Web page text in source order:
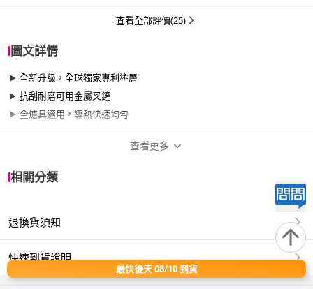
查看全部評價(25)
圖文詳情
全新升級，全球獨家專利塗層
抗刮耐磨可用金屬叉鏟
全爐具適用，導熱快速均勻
品牌名稱
尺寸
材質
查看更多
相關分類
退換貨須知
快速到貨說明
最快後天 08/10 到貨